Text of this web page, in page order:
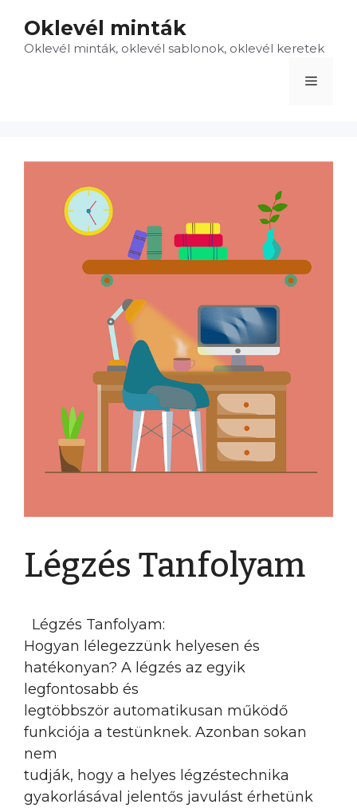
tartalomba
Oklevél minták
Oklevél minták, oklevél sablonok, oklevél keretek
Menü
Légzés Tanfolyam
Légzés Tanfolyam:
Hogyan lélegezzünk helyesen és
hatékonyan? A légzés az egyik
legfontosabb és
legtöbbször automatikusan működő
funkciója a testünknek. Azonban sokan
nem
tudják, hogy a helyes légzéstechnika
gyakorlásával jelentős javulást érhetünk